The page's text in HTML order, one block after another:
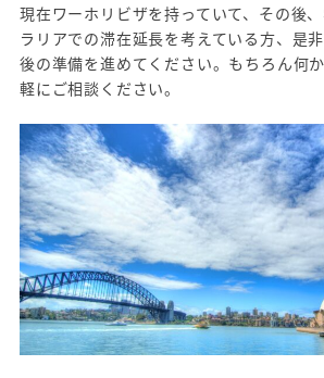
現在ワーホリビザを持っていて、その後
ラリアでの滞在延長を考えている方、是
後の準備を進めてください。もちろん何
軽にご相談ください。